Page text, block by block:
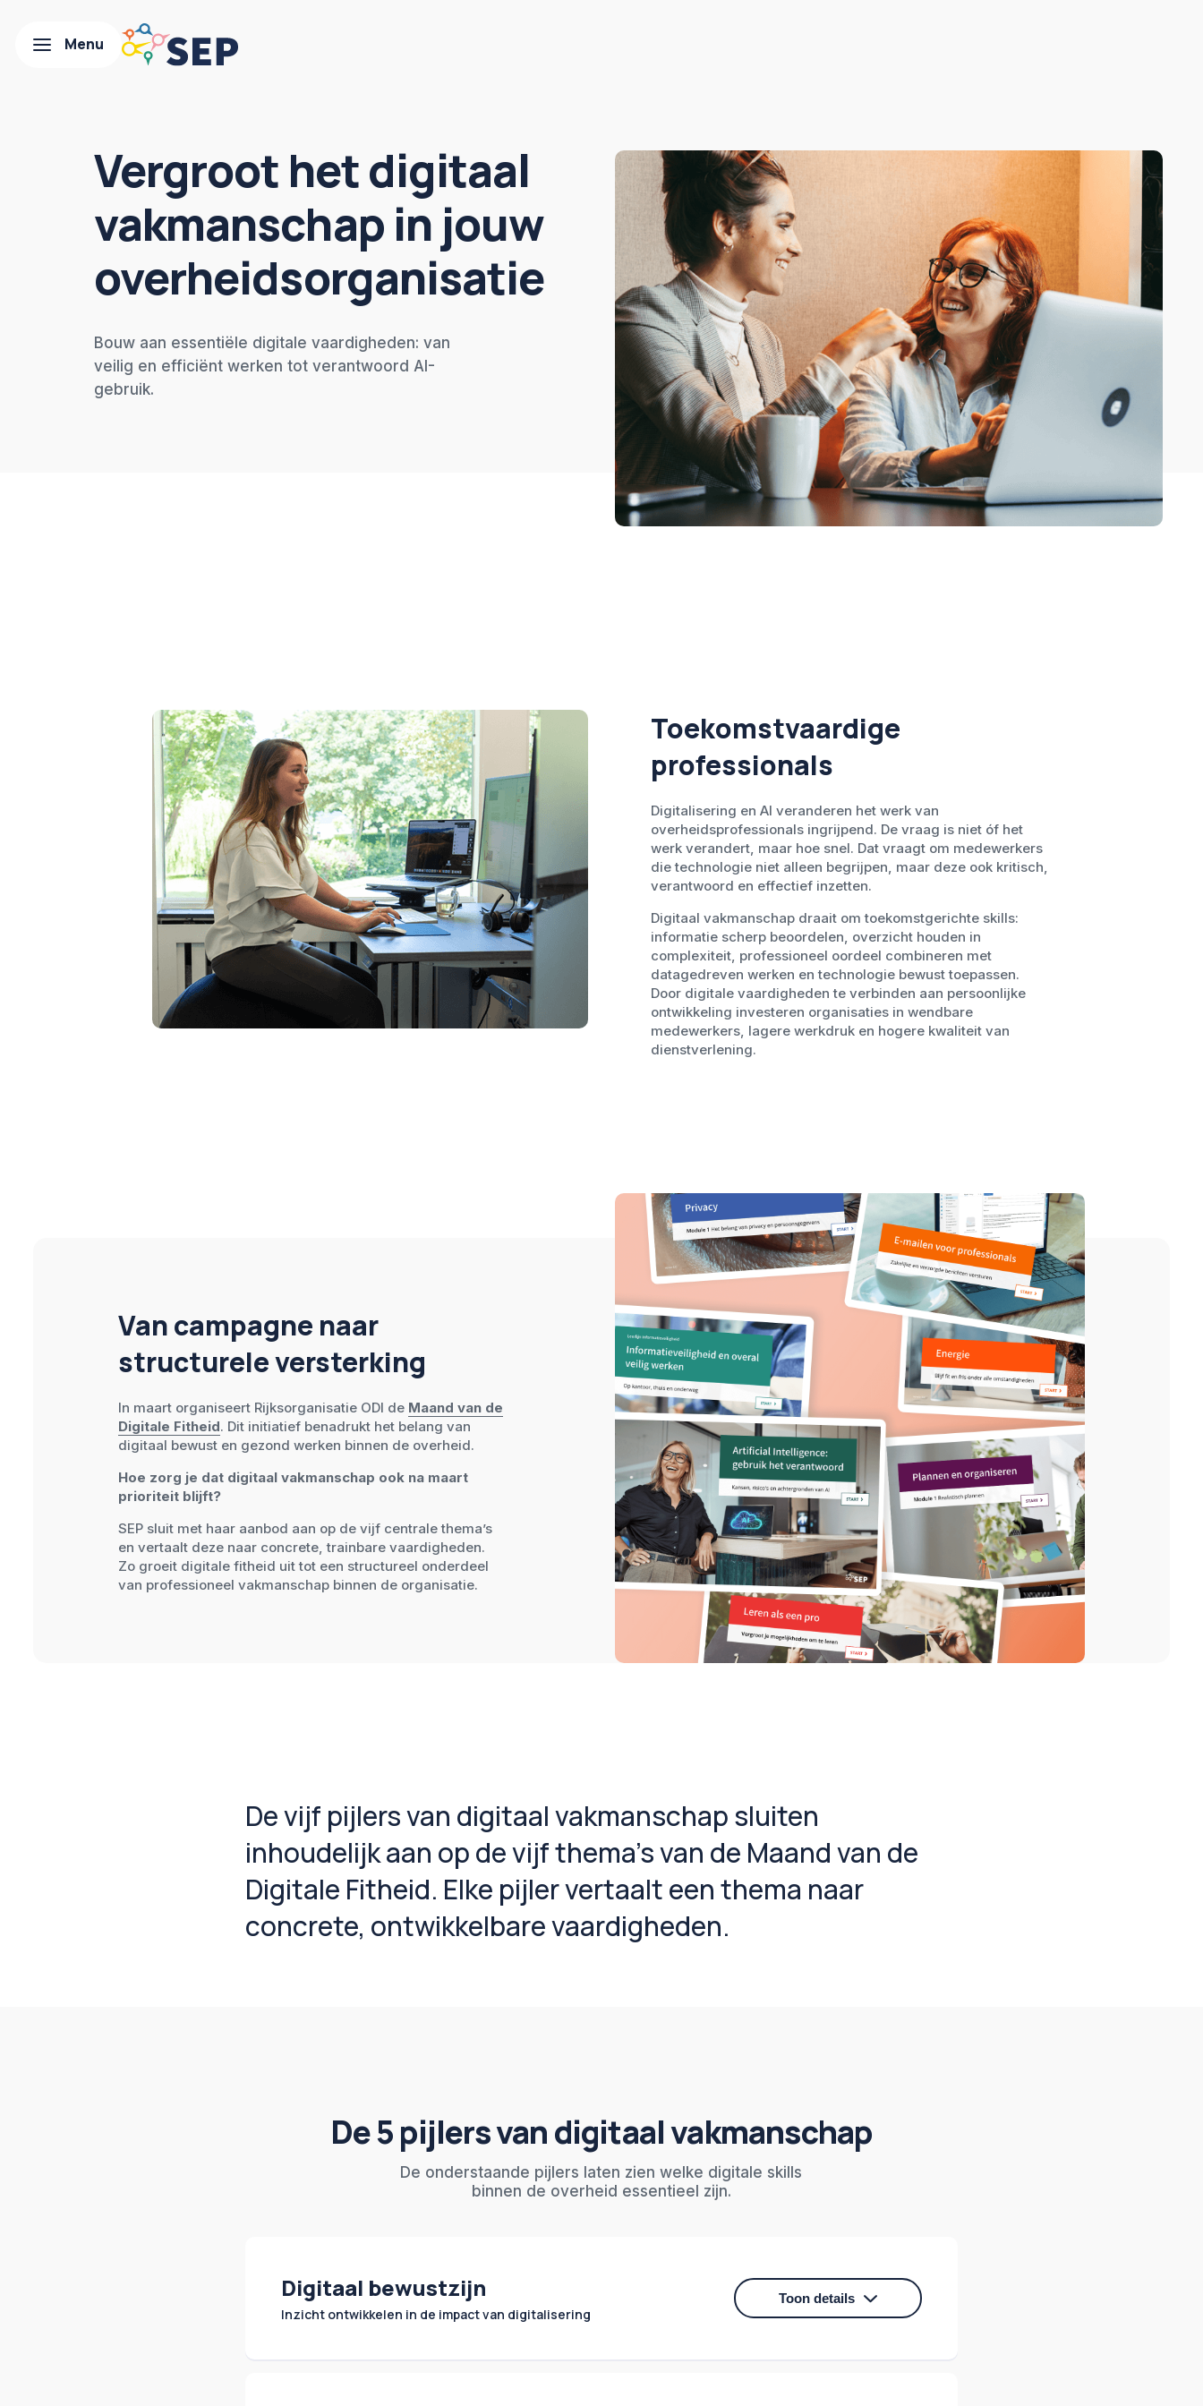
Vergroot het digitaal
vakmanschap in jouw
overheidsorganisatie
Bouw aan essentiële digitale vaardigheden: van
veilig en efficiënt werken tot verantwoord AI-
gebruik.
Toekomstvaardige
professionals
Digitalisering en AI veranderen het werk van
overheidsprofessionals ingrijpend. De vraag is niet óf het
werk verandert, maar hoe snel. Dat vraagt om medewerkers
die technologie niet alleen begrijpen, maar deze ook kritisch,
verantwoord en effectief inzetten.
Digitaal vakmanschap draait om toekomstgerichte skills:
informatie scherp beoordelen, overzicht houden in
complexiteit, professioneel oordeel combineren met
datagedreven werken en technologie bewust toepassen.
Door digitale vaardigheden te verbinden aan persoonlijke
ontwikkeling investeren organisaties in wendbare
medewerkers, lagere werkdruk en hogere kwaliteit van
dienstverlening.
Van campagne naar
structurele versterking
In maart organiseert Rijksorganisatie ODI de Maand van de
Digitale Fitheid. Dit initiatief benadrukt het belang van
digitaal bewust en gezond werken binnen de overheid.
Hoe zorg je dat digitaal vakmanschap ook na maart
prioriteit blijft?
SEP sluit met haar aanbod aan op de vijf centrale thema’s
en vertaalt deze naar concrete, trainbare vaardigheden.
Zo groeit digitale fitheid uit tot een structureel onderdeel
van professioneel vakmanschap binnen de organisatie.
De vijf pijlers van digitaal vakmanschap sluiten
inhoudelijk aan op de vijf thema’s van de Maand van de
Digitale Fitheid. Elke pijler vertaalt een thema naar
concrete, ontwikkelbare vaardigheden.
De 5 pijlers van digitaal vakmanschap
De onderstaande pijlers laten zien welke digitale skills
binnen de overheid essentieel zijn.
Digitaal bewustzijn
Inzicht ontwikkelen in de impact van digitalisering
Toon details